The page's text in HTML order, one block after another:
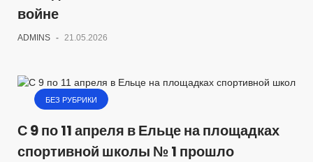
войне
ADMINS - 21.05.2026
БЕЗ РУБРИКИ
С 9 по 11 апреля в Ельце на площадках
спортивной школы № 1 прошло